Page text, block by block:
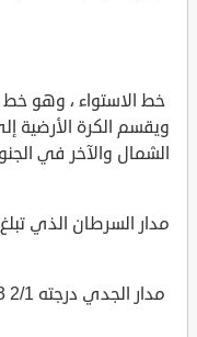
خط الاستواء ، وهو
ويقسم الكرة الأرضية
الشمال والآخر في
مدار السرطان الذي تبلغ درجته 1/2/23 شمال
مدار الجدي درجته 2/1 23 جنوب خط الاستواء.